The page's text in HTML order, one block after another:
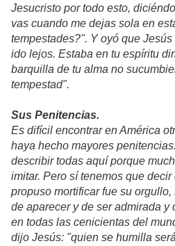
Jesucristo por todo esto,
vas cuando me dejas sola en
tempestades?". Y oyó que
ido lejos. Estaba en tu espíritu
barquilla de tu alma no
tempestad".
Sus Penitencias.
Es difícil encontrar en América
haya hecho mayores
describir todas aquí porque
imitar. Pero sí tenemos que
propuso mortificar fue su
de aparecer y de ser admirada y
en todas las cenicientas del
dijo Jesús: "quien se humilla